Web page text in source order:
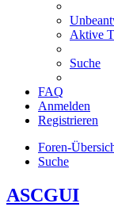
Aktive
Suche
FAQ
Anmelden
Registrieren
Foren-
Suche
ASCGUI